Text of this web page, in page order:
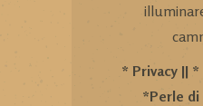
* Privacy || *
*Perle di